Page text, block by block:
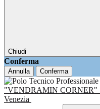
Chiudi
Conferma
Annulla Conferma
"VENDRAMIN CORNER"
Venezia